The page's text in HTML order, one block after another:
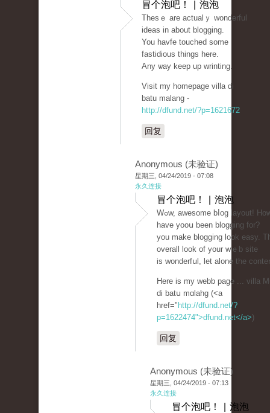
冒个泡吧！ | 泡泡
Thesｅ are actualｙ wonderful
ideas in about blogging.
You havfe touched some
fastіdious things here.
Any ѡay keep up wrinting.
Visit my homepage villa di
batu malang -
http://dfund.net/?p=1621672
回复
Anonymous (未验证)
星期三, 04/24/2019 - 07:08
永久连接
冒个泡吧！ | 泡泡
Ԝߋw, aԝesome bⅼog layout! How long
have yooս been blogging for?
you make blogging look easy.
overall look of your wｅb site
is wonderfսl, let alone the
Here іs my webb page ... villa
di batս mɑlahg (<a
href=" http://dfund.net/?
p=1622474">dfund.net</a>)
回复
Anonymous (未验证)
星期三, 04/24/2019 - 07:13
永久连接
冒个泡吧！ | 泡泡